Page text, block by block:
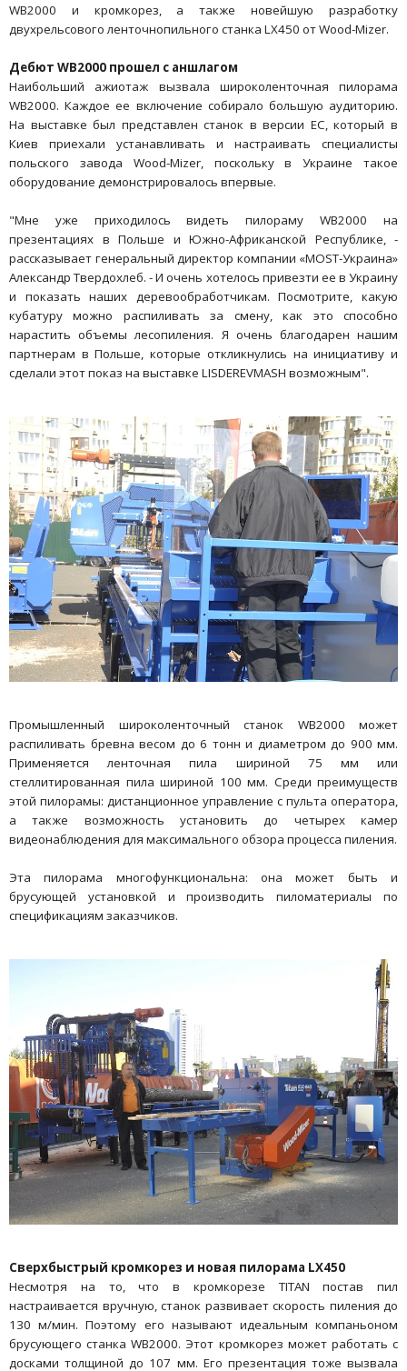
WB2000 и кромкорез, а также новейшую разработку
двухрельсового ленточнопильного станка LX450 от Wood-Mizer.
Дебют WB2000 прошел с аншлагом
Наибольший ажиотаж вызвала широколенточная пилорама
WB2000. Каждое ее включение собирало большую аудиторию.
На выставке был представлен станок в версии ЕС, который в
Киев приехали устанавливать и настраивать специалисты
польского завода Wood-Mizer, поскольку в Украине такое
оборудование демонстрировалось впервые.
"Мне уже приходилось видеть пилораму WB2000 на
презентациях в Польше и Южно-Африканской Республике, -
рассказывает генеральный директор компании «МОSТ-Украина»
Александр Твердохлеб. - И очень хотелось привезти ее в Украину
и показать наших деревообработчикам. Посмотрите, какую
кубатуру можно распиливать за смену, как это способно
нарастить объемы лесопиления. Я очень благодарен нашим
партнерам в Польше, которые откликнулись на инициативу и
сделали этот показ на выставке LISDEREVMASH возможным".
Промышленный широколенточный станок WB2000 может
распиливать бревна весом до 6 тонн и диаметром до 900 мм.
Применяется ленточная пила шириной 75 мм или
стеллитированная пила шириной 100 мм. Среди преимуществ
этой пилорамы: дистанционное управление с пульта оператора,
а также возможность установить до четырех камер
видеонаблюдения для максимального обзора процесса пиления.
Эта пилорама многофункциональна: она может быть и
брусующей установкой и производить пиломатериалы по
спецификациям заказчиков.
Сверхбыстрый кромкорез и новая пилорама LX450
Несмотря на то, что в кромкорезе TITAN постав пил
настраивается вручную, станок развивает скорость пиления до
130 м/мин. Поэтому его называют идеальным компаньоном
брусующего станка WB2000. Этот кромкорез может работать с
досками толщиной до 107 мм. Его презентация тоже вызвала